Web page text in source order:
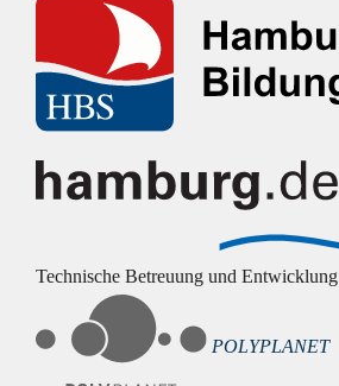
Technische Betreuung und Entwicklung
POLYPLANET